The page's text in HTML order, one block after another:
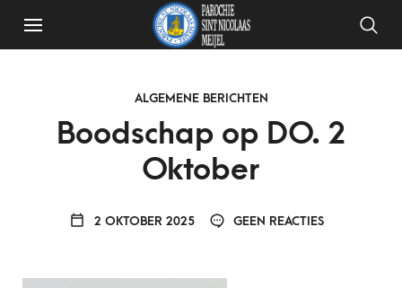
ALGEMENE BERICHTEN
Boodschap op DO. 2
Oktober
2 OKTOBER 2025 GEEN REACTIES